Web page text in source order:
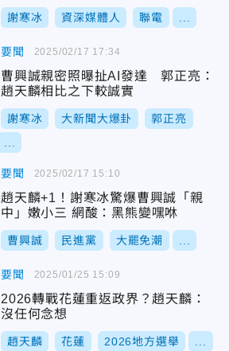
謝寒冰 資深媒體人 聯電
要聞
曹興誠親密照曝扯AI發達 郭正亮：
趙天麟相比之下較誠實
謝寒冰 大新聞大爆卦 郭正亮
2025/02/17 17:34
要聞
趙天麟+1！謝寒冰驚爆曹興誠「親
中」嫩小三 網酸：黑熊變嘿咻
曹興誠 民進黨 大罷免潮
2025/02/17 15:10
要聞
2026轉戰花蓮重返政界？趙天麟：
沒任何念想
趙天麟 花蓮 2026地方選舉
2025/01/25 15:09